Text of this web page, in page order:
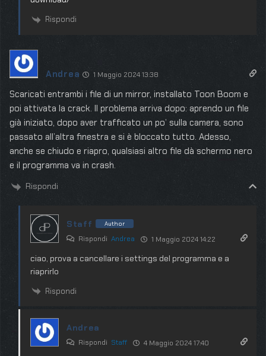
Rispondi
Andrea 1 Maggio 2024 13:38
Scaricati entrambi i file di un mirror, installato Toon Boom e
poi attivata la crack. Il problema arriva dopo: aprendo un file
già iniziato, dopo aver trafficato un po’ sulla camera, sono
passato all’altra finestra e si è bloccato tutto. Adesso,
anche se chiudo e riapro, qualsiasi altro file dà schermo nero
e il programma va in crash.
Rispondi
Staff Author
Rispondi Andrea 1 Maggio 2024 14:22
ciao, prova a cancellare i settings del programma e a
riaprirlo
Rispondi
Andrea
Rispondi Staff 4 Maggio 2024 17:40